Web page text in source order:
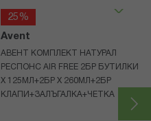
25%
Avent
АВЕНТ КОМПЛЕКТ НАТУРАЛ
РЕСПОНС AIR FREE 2БР БУТИЛКИ
Х 125МЛ+2БР Х 260МЛ+2БР
КЛАПИ+ЗАЛЪГАЛКА+ЧЕТКА